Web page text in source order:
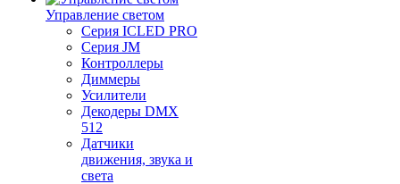
Управление светом
Серия ICLED PRO
Серия JM
Контроллеры
Диммеры
Усилители
Декодеры DMX
512
Датчики
движения, звука и
света